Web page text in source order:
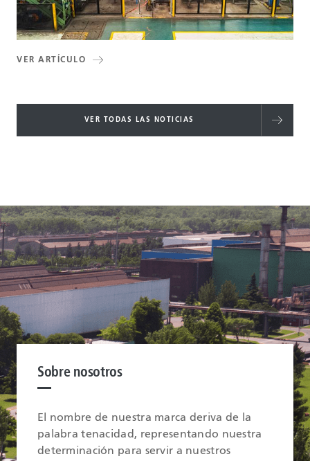
VER ARTÍCULO
VER TODAS LAS NOTICIAS
Sobre nosotros
El nombre de nuestra marca deriva de la
palabra tenacidad, representando nuestra
determinación para servir a nuestros